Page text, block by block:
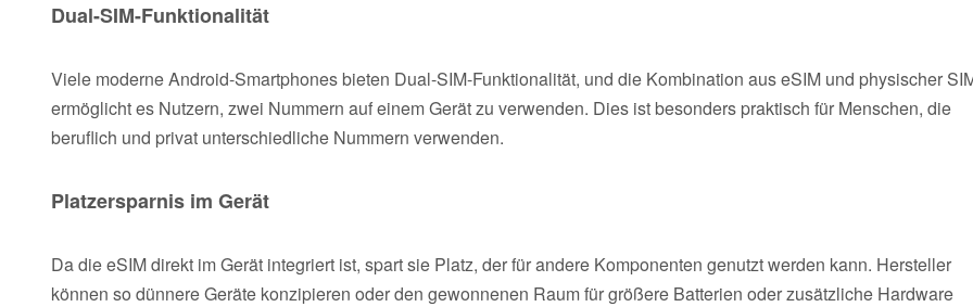
Dual-SIM-Funktionalität
Viele moderne Android-Smartphones bieten Dual-SIM-Funktionalität, und die Kombination aus eSIM und physischer
ermöglicht es Nutzern, zwei Nummern auf einem Gerät zu verwenden. Dies ist besonders praktisch für Menschen, die
beruflich und privat unterschiedliche Nummern verwenden.
Platzersparnis im Gerät
Da die eSIM direkt im Gerät integriert ist, spart sie Platz, der für andere Komponenten genutzt werden kann. Hersteller
können so dünnere Geräte konzipieren oder den gewonnenen Raum für größere Batterien oder zusätzliche Hardware